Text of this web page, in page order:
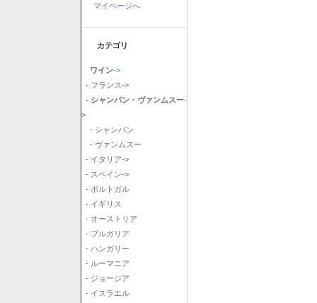
マイページへ
カテゴリ
ワイン->
- フランス->
- シャンパン・ヴァンムスー-
>
- シャンパン
- ヴァンムスー
- イタリア->
- スペイン->
- ポルトガル
- イギリス
- オーストリア
- ブルガリア
- ハンガリー
- ルーマニア
- ジョージア
- イスラエル